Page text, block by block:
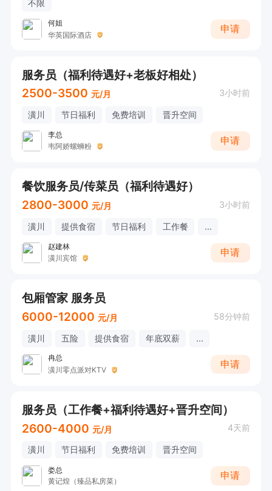
不限
何姐
华英国际酒店
申请
服务员（福利待遇好+老板好相处）
2500-3500 元/月 3小时前
潢川 节日福利 免费培训 晋升空间
李总
韦阿娇螺蛳粉
申请
餐饮服务员/传菜员（福利待遇好）
2800-3000 元/月 3小时前
潢川 提供食宿 节日福利 工作餐 ...
赵建林
潢川宾馆
申请
包厢管家 服务员
6000-12000 元/月 58分钟前
潢川 五险 提供食宿 年底双薪 ...
冉总
潢川零点派对KTV
申请
服务员（工作餐+福利待遇好+晋升空间）
2600-4000 元/月 4天前
潢川 节日福利 免费培训 晋升空间
娄总
黄记煌（臻品私房菜）
申请